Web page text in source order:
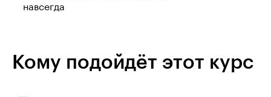
навсегда
Кому подойдёт этот курс